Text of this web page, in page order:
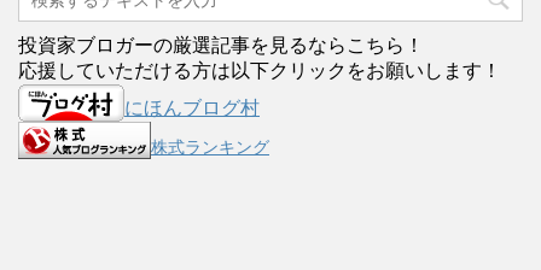
投資家ブロガーの厳選記事を見るならこちら！
応援していただける方は以下クリックをお願いします！
にほんブログ村
株式ランキング